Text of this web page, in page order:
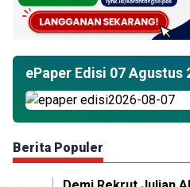
ePaper Edisi 07 Agustus
Berita Populer